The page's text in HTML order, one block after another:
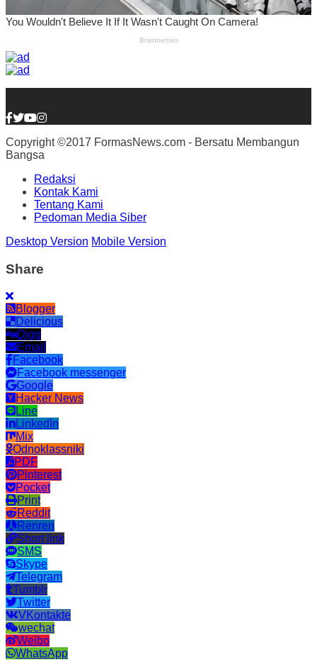
Copyright ©2017 FormasNews.com - Bersatu Membangun
Bangsa
Redaksi
Kontak Kami
Tentang Kami
Pedoman Media Siber
Desktop Version Mobile Version
Share
Blogger
Delicious
Digg
Email
Facebook
Facebook messenger
Google
Hacker News
Line
LinkedIn
Mix
Odnoklassniki
PDF
Pinterest
Pocket
Print
Reddit
Renren
Short link
SMS
Skype
Telegram
Tumblr
Twitter
VKontakte
wechat
Weibo
WhatsApp